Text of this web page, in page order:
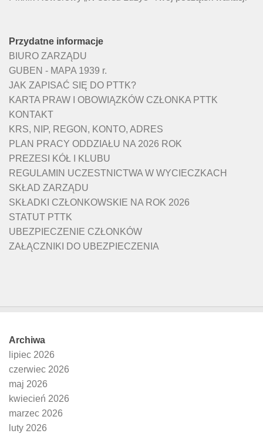
Przydatne informacje
BIURO ZARZĄDU
GUBEN - MAPA 1939 r.
JAK ZAPISAĆ SIĘ DO PTTK?
KARTA PRAW I OBOWIĄZKÓW CZŁONKA PTTK
KONTAKT
KRS, NIP, REGON, KONTO, ADRES
PLAN PRACY ODDZIAŁU NA 2026 ROK
PREZESI KÓŁ I KLUBU
REGULAMIN UCZESTNICTWA W WYCIECZKACH
SKŁAD ZARZĄDU
SKŁADKI CZŁONKOWSKIE NA ROK 2026
STATUT PTTK
UBEZPIECZENIE CZŁONKÓW
ZAŁĄCZNIKI DO UBEZPIECZENIA
Archiwa
lipiec 2026
czerwiec 2026
maj 2026
kwiecień 2026
marzec 2026
luty 2026